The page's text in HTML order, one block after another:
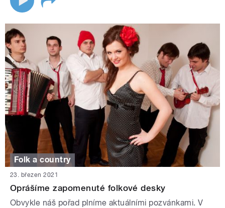
Folk a country
23. březen 2021
Oprášíme zapomenuté folkové desky
Obvykle náš pořad plníme aktuálními pozvánkami. V